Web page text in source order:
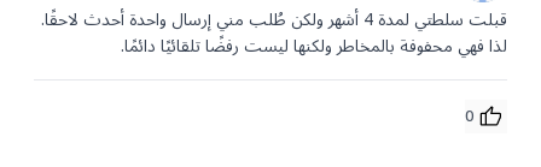
لذا فهي محفوفة بالمخاطر ولكنها ليست رفضًا تلقائيًا دائمًا.
0